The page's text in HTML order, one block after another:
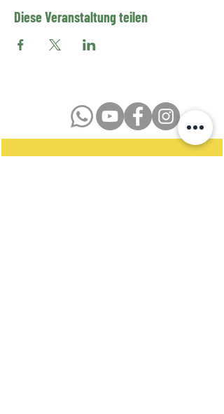
Diese Veranstaltung teilen